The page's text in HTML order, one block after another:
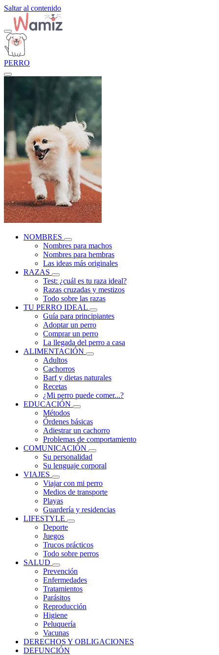
Saltar al contenido
PERRO
NOMBRES
Nombres para machos
Nombres para hembras
Las ideas más originales
RAZAS
Test: ¿cuál es tu raza ideal?
Razas cruzadas y mestizos
Todo sobre las razas
TU PERRO IDEAL
Guía para principiantes
Adoptar un perro
Comprar un perro
La llegada del perro a casa
ALIMENTACIÓN
Adultos
Cachorros
Barf y dietas naturales
Recetas
¿Mi perro puede comer...?
EDUCACIÓN
Métodos
Órdenes básicas
Adiestrar un cachorro
Problemas de comportamiento
COMUNICACIÓN
Su personalidad
Su lenguaje corporal
VIAJES
Viajar con mi perro
Medios de transporte
Playas
Guardería y residencias
LIFESTYLE
Deporte
Juegos
Trucos prácticos
Todo sobre perros
SALUD
Prevención
Enfermedades
Tratamientos
Parásitos
Reproducción
Higiene
Peluquería
Vacunas
DERECHOS Y OBLIGACIONES
DEFUNCIÓN